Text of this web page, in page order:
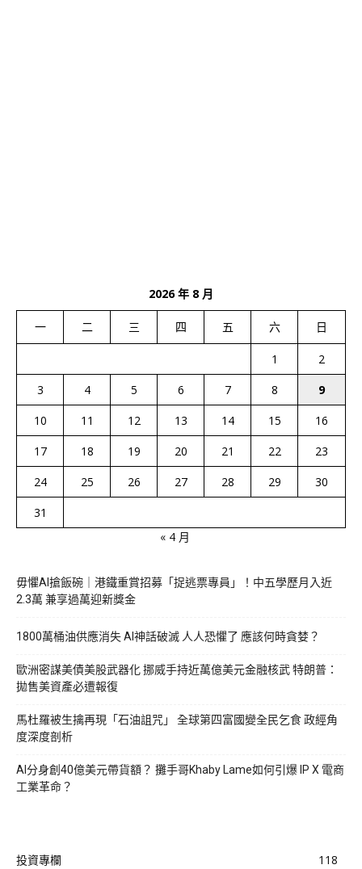
2026 年 8 月
一 二 三 四 五 六 日
1
2
3
4 5 6 7 8
9
10
11 12 13 14 15
16
17
18 19 20 21 22
23
24
25 26 27 28 29
30
31
« 4 月
毋懼AI搶飯碗｜港鐵重賞招募「捉逃票專員」！中五學歷月入近
2.3萬 兼享過萬迎新獎金
1800萬桶油供應消失 AI神話破滅 人人恐懼了 應該何時貪婪？
歐洲密謀美債美股武器化 挪威手持近萬億美元金融核武 特朗普：
拋售美資產必遭報復
馬杜羅被生擒再現「石油詛咒」 全球第四富國變全民乞食 政經角
度深度剖析
AI分身創40億美元帶貨額？ 攤手哥Khaby Lame如何引爆 IP X 電商
工業革命？
投資專欄
118